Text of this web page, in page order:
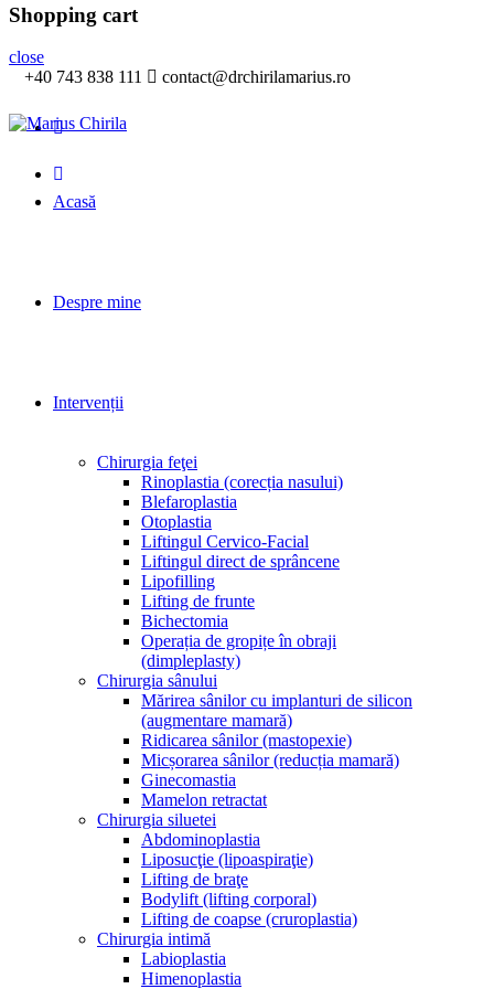
Shopping cart
close
+40 743 838 111
contact@drchirilamarius.ro
Acasă
Despre mine
Intervenții
Chirurgia feţei
Rinoplastia (corecția nasului)
Blefaroplastia
Otoplastia
Liftingul Cervico-Facial
Liftingul direct de sprâncene
Lipofilling
Lifting de frunte
Bichectomia
Operația de gropițe în obraji
(dimpleplasty)
Chirurgia sânului
Mărirea sânilor cu implanturi de silicon
(augmentare mamară)
Ridicarea sânilor (mastopexie)
Micșorarea sânilor (reducția mamară)
Ginecomastia
Mamelon retractat
Chirurgia siluetei
Abdominoplastia
Liposucţie (lipoaspiraţie)
Lifting de braţe
Bodylift (lifting corporal)
Lifting de coapse (cruroplastia)
Chirurgia intimă
Labioplastia
Himenoplastia